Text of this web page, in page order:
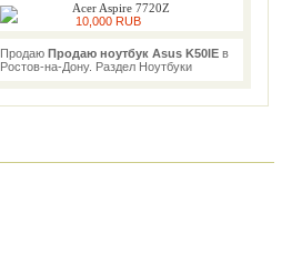
Acer Aspire 7720Z
10,000 RUB
Продаю Продаю ноутбук Asus K50IE в
Ростов-на-Дону. Раздел Ноутбуки